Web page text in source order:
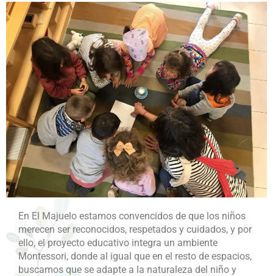
En El Majuelo estamos convencidos de que los niños
merecen ser reconocidos, respetados y cuidados, y por
ello, el proyecto educativo integra un ambiente
Montessori, donde al igual que en el resto de espacios,
buscamos que se adapte a la naturaleza del niño y